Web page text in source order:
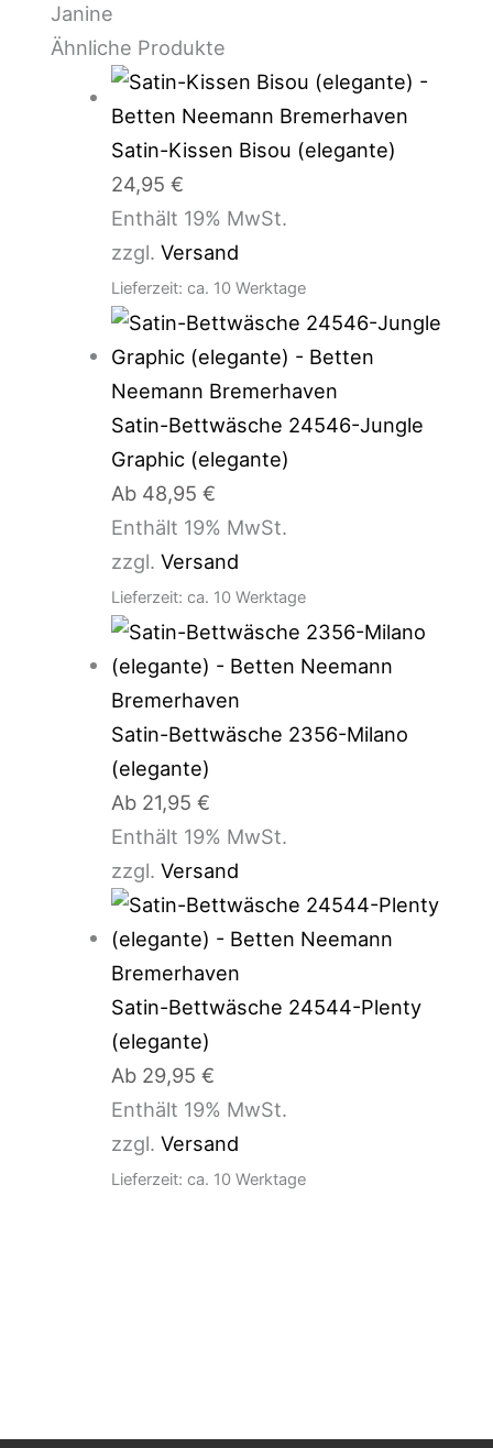
Janine
Ähnliche Produkte
Satin-Kissen Bisou (elegante)
24,95€
Enthält 19% MwSt.
zzgl.Versand
Lieferzeit: ca. 10 Werktage
Satin-Bettwäsche 24546-Jungle
Graphic (elegante)
Ab 48,95€
Enthält 19% MwSt.
zzgl.Versand
Lieferzeit: ca. 10 Werktage
Satin-Bettwäsche 2356-Milano
(elegante)
Ab 21,95€
Enthält 19% MwSt.
zzgl.Versand
Satin-Bettwäsche 24544-Plenty
(elegante)
Ab 29,95€
Enthält 19% MwSt.
zzgl.Versand
Lieferzeit: ca. 10 Werktage